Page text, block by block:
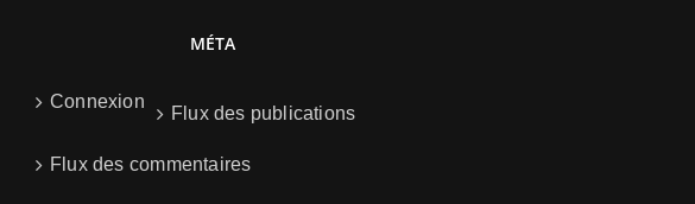
MÉTA
Connexion
Flux des publications
Flux des commentaires